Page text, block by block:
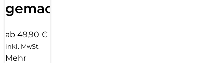
gemacht!
ab 49,90 €
inkl. MwSt.
Mehr